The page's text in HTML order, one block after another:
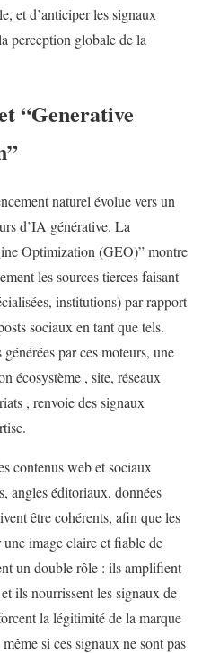
et d’anticiper les signaux
perception globale de la
“Generative
naturel évolue vers un
d’IA générative. La
Optimization (GEO)” montre
les sources tierces faisant
institutions) par rapport
sociaux en tant que tels.
par ces moteurs, une
écosystème , site, réseaux
, renvoie des signaux
contenus web et sociaux
angles éditoriaux, données
être cohérents, afin que les
image claire et fiable de
un double rôle : ils amplifient
ils nourrissent les signaux de
la légitimité de la marque
si ces signaux ne sont pas